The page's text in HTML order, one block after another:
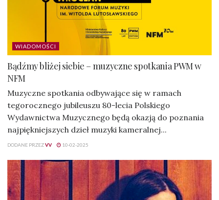
WIADOMOŚCI
Bądźmy bliżej siebie – muzyczne spotkania PWM w
NFM
Muzyczne spotkania odbywające się w ramach
tegorocznego jubileuszu 80-lecia Polskiego
Wydawnictwa Muzycznego będą okazją do poznania
najpiękniejszych dzieł muzyki kameralnej...
DODANE PRZEZVV 10-02-2025